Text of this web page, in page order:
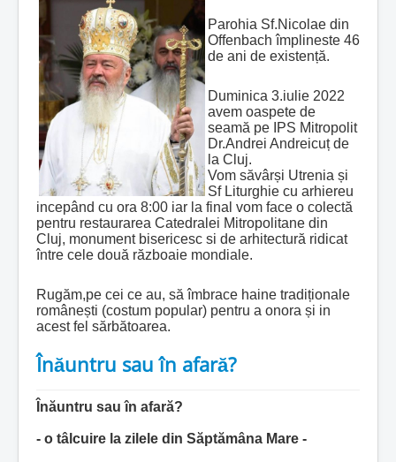
Parohia Sf.Nicolae din
Offenbach împlineste 46
de ani de existență.
Duminica 3.iulie 2022
avem oaspete de
seamă pe IPS Mitropolit
Dr.Andrei Andreicuț de
la Cluj.
Vom săvârși Utrenia și
Sf Liturghie cu arhiereu
incepând cu ora 8:00 iar la final vom face o colectă
pentru restaurarea Catedralei Mitropolitane din
Cluj, monument bisericesc si de arhitectură ridicat
între cele două războaie mondiale.
Rugăm,pe cei ce au, să îmbrace haine tradiționale
românești (costum popular) pentru a onora și in
acest fel sărbătoarea.
Înăuntru sau în afară?
năuntru sau în afară?
- o tâlcuire la zilele din Săptămâna Mare -